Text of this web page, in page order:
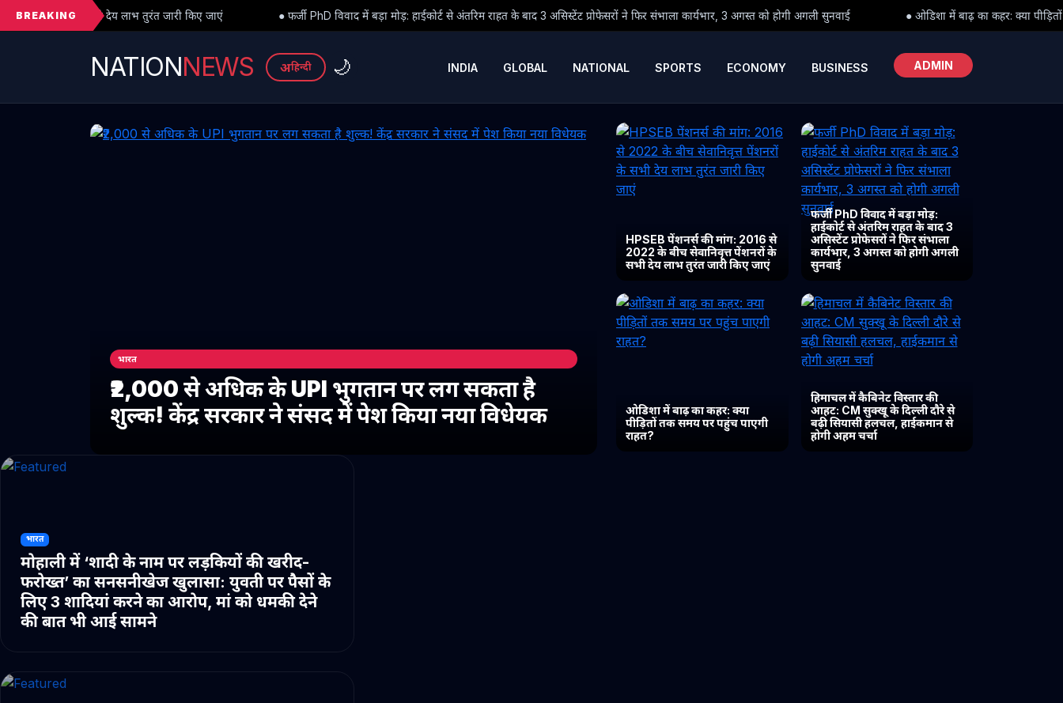
BREAKING
जारी किए जाएं ● फर्जी PhD विवाद में बड़ा मोड़: हाईकोर्ट से अंतरिम राहत के बाद 3 असिस्टेंट प्रोफेसरों ने फिर संभाला कार्यभार, 3 अगस्त को होगी अगली सुनवाई ● ओडिशा में बाढ़ का कहर: क्या पीड़ितों तक समय पर पहुंच पाएगी राहत?
NATIONNEWS अहिन्दी 🌙 INDIA GLOBAL NATIONAL SPORTS ECONOMY BUSINESS ADMIN
भारत
₹2,000 से अधिक के UPI भुगतान पर लग सकता है
शुल्क! केंद्र सरकार ने संसद में पेश किया नया विधेयक
HPSEB पेंशनर्स की मांग: 2016 से
2022 के बीच सेवानिवृत्त पेंशनरों के
सभी देय लाभ तुरंत जारी किए जाएं
फर्जी PhD विवाद में बड़ा मोड़:
हाईकोर्ट से अंतरिम राहत के बाद 3
असिस्टेंट प्रोफेसरों ने फिर संभाला
कार्यभार, 3 अगस्त को होगी अगली
सुनवाई
ओडिशा में बाढ़ का कहर: क्या
पीड़ितों तक समय पर पहुंच पाएगी
राहत?
हिमाचल में कैबिनेट विस्तार की
आहट: CM सुक्खू के दिल्ली दौरे से
बढ़ी सियासी हलचल, हाईकमान से
होगी अहम चर्चा
भारत
मोहाली में ‘शादी के नाम पर लड़कियों की खरीद-
फरोख्त’ का सनसनीखेज खुलासा: युवती पर पैसों के
लिए 3 शादियां करने का आरोप, मां को धमकी देने
की बात भी आई सामने